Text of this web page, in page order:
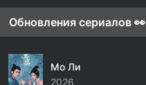
Обновления сериалов 👀
Мо Ли
2026